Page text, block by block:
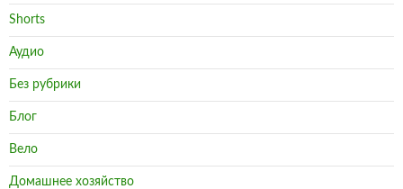
Shorts
Аудио
Без рубрики
Блог
Вело
Домашнее хозяйство